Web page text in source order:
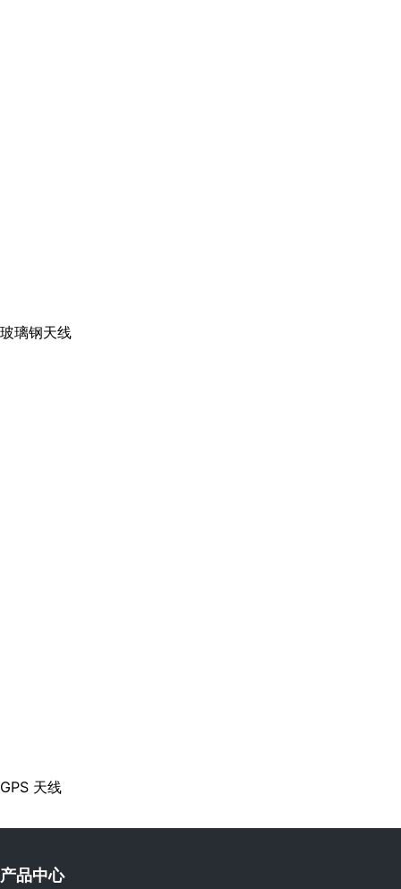
玻璃钢天线
GPS 天线
产品中心